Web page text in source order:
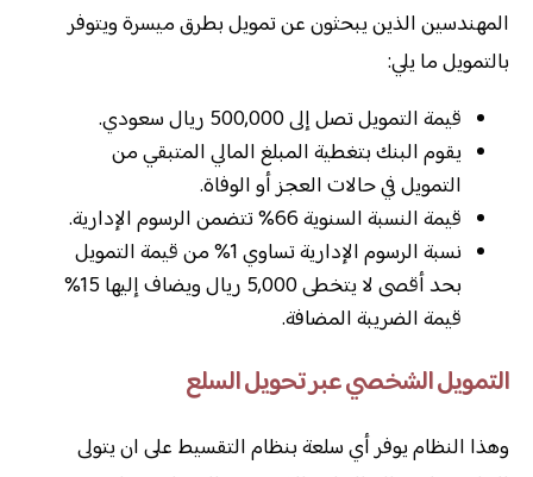
المهندسين الذين يبحثون عن تمويل بطرق ميسرة ويتوفر
بالتمويل ما يلي:
قيمة التمويل تصل إلى 500,000 ريال سعودي.
يقوم البنك بتغطية المبلغ المالي المتبقي من
التمويل في حالات العجز أو الوفاة.
قيمة النسبة السنوية 66% تتضمن الرسوم الإدارية.
نسبة الرسوم الإدارية تساوي 1% من قيمة التمويل
بحد أقصى لا يتخطى 5,000 ريال ويضاف إليها 15%
قيمة الضريبة المضافة.
التمويل الشخصي عبر تحويل السلع
وهذا النظام يوفر أي سلعة بنظام التقسيط على ان يتولى